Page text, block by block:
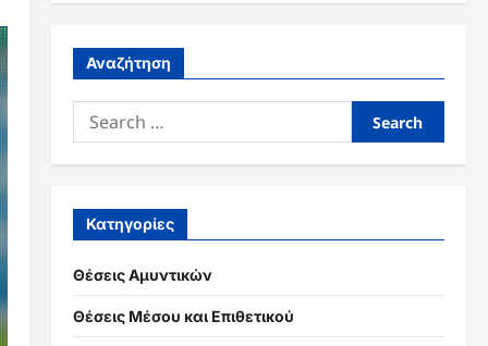
Αναζήτηση
Search
for:
Κατηγορίες
Θέσεις Αμυντικών
Θέσεις Μέσου και Επιθετικού